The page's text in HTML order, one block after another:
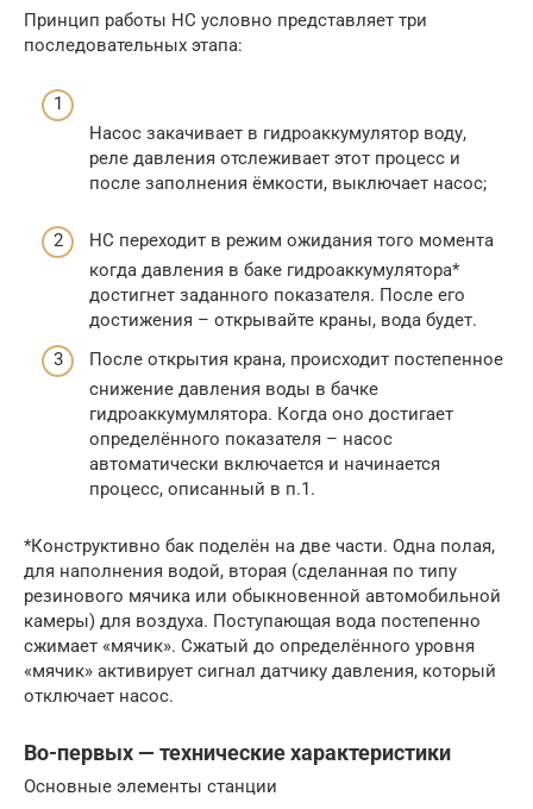
Принцип работы НС условно представляет три
последовательных этапа:
Насос закачивает в гидроаккумулятор воду,
реле давления отслеживает этот процесс и
после заполнения ёмкости, выключает насос;
НС переходит в режим ожидания того момента
когда давления в баке гидроаккумулятора*
достигнет заданного показателя. После его
достижения – открывайте краны, вода будет.
После открытия крана, происходит постепенное
снижение давления воды в бачке
гидроаккумумлятора. Когда оно достигает
определённого показателя – насос
автоматически включается и начинается
процесс, описанный в п.1.
*Конструктивно бак поделён на две части. Одна полая,
для наполнения водой, вторая (сделанная по типу
резинового мячика или обыкновенной автомобильной
камеры) для воздуха. Поступающая вода постепенно
сжимает «мячик». Сжатый до определённого уровня
«мячик» активирует сигнал датчику давления, который
отключает насос.
Во-первых — технические характеристики
Основные элементы станции